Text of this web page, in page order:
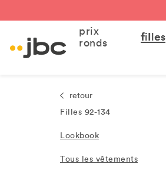
prix
ronds
filles
retour
Filles 92-134
Lookbook
Tous les vêtements